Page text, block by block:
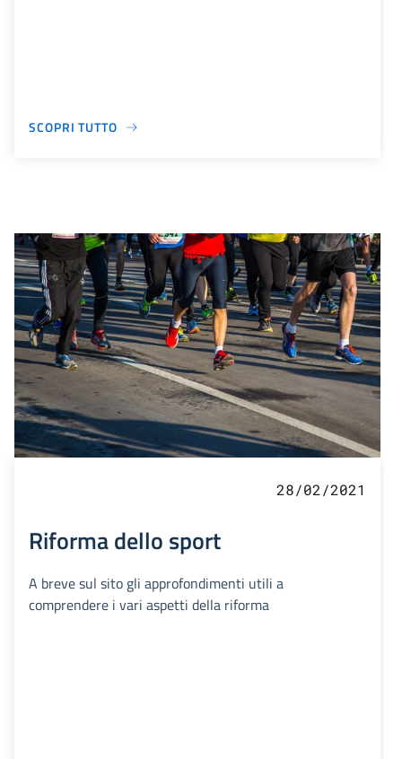
SCOPRI TUTTO
28/02/2021
Riforma dello sport
A breve sul sito gli approfondimenti utili a
comprendere i vari aspetti della riforma